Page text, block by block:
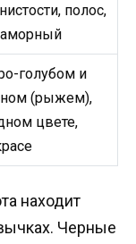
полос,
голубом и
(рыжем),
цвете,
находит
Черные